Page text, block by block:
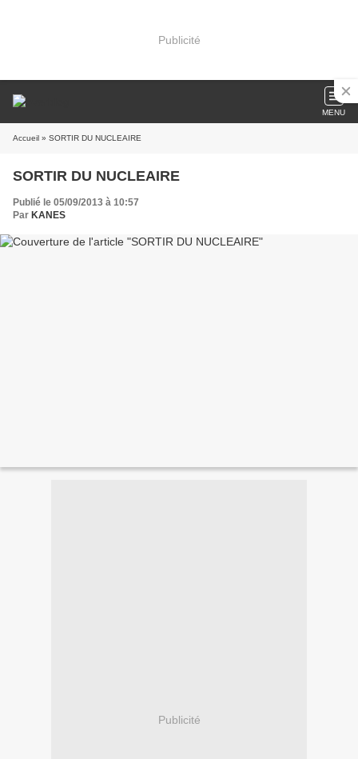
Publicité
MENU
Accueil » SORTIR DU NUCLEAIRE
SORTIR DU NUCLEAIRE
Publié le 05/09/2013 à 10:57
Par KANES
Publicité